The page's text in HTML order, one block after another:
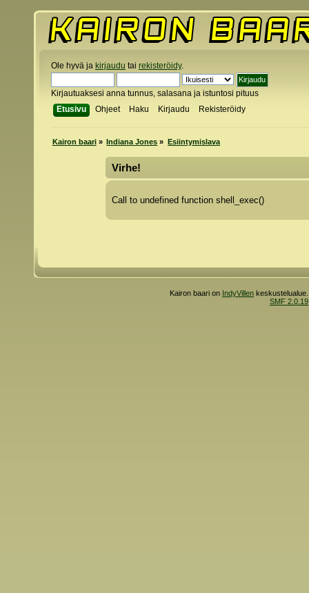
Ole hyvä ja kirjaudu tai rekisteröidy.
Kirjautuaksesi anna tunnus, salasana ja istuntosi pituus
Etusivu
Ohjeet Haku Kirjaudu Rekisteröidy
Kairon baari» Indiana Jones » Esiintymislava
Virhe!
Call to undefined function shell_exec()
Kairon baari on IndyVillen
SMF 2.0.19